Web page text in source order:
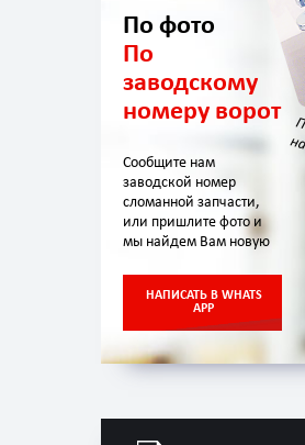
По фото
По
заводскому
номеру ворот
Сообщите нам
заводской номер
сломанной запчасти,
или пришлите фото и
мы найдем Вам новую
НАПИСАТЬ В WHATS
APP